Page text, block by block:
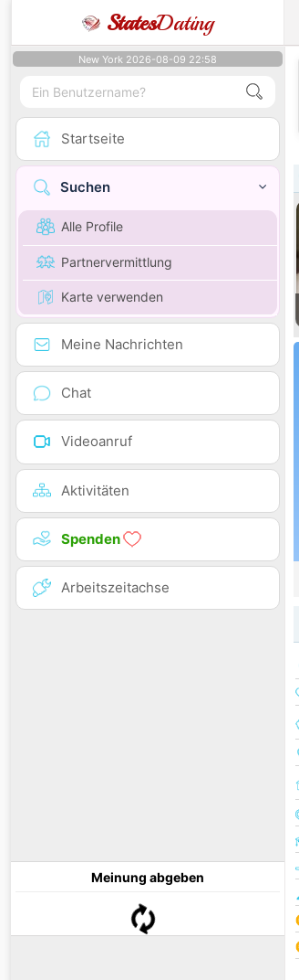
StatesDating
New York 2026-08-09 22:58
Startseite
Suchen
Alle Profile
Partnervermittlung
Karte verwenden
Meine Nachrichten
Chat
Videoanruf
Aktivitäten
Spenden
Arbeitszeitachse
Meinung abgeben